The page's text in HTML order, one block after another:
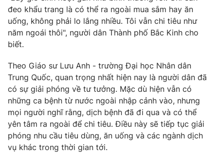
đeo khẩu trang là có thể ra ngoài mua sắm hay ăn
uống, không phải lo lắng nhiều. Tôi vẫn chi tiêu như
năm ngoái thôi", người dân Thành phố Bắc Kinh cho
biết.
Theo Giáo sư Lưu Anh - trường Đại học Nhân dân
Trung Quốc, quan trọng nhất hiện nay là người dân đã
có sự giải phóng về tư tưởng. Mặc dù hiện vẫn có
những ca bệnh từ nước ngoài nhập cảnh vào, nhưng
mọi người nghĩ rằng, dịch bệnh đã đi qua và có thể
yên tâm ra ngoài để chi tiêu. Điều này sẽ tiếp tục giải
phóng nhu cầu tiêu dùng, ăn uống và các ngành dịch
vụ khác trong thời gian tới.